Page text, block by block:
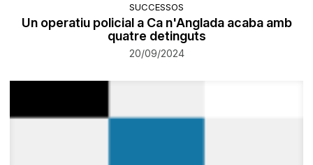
SUCCESSOS
Un operatiu policial a Ca n'Anglada acaba amb
quatre detinguts
20/09/2024